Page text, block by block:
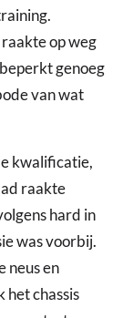
op weg
genoeg
van wat
kwalificatie,
raakte
hard in
was voorbij.
neus en
het chassis